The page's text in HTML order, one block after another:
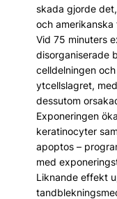
skada gjorde
och amerikanska
Vid 75 minuters
disorganiserade
celldelningen
ytcellslagret,
dessutom
Exponeringen
keratinocyter
apoptos –
med
Liknande effekt